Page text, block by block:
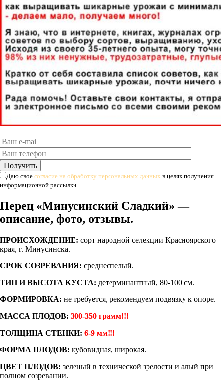
Даю свое согласие на обработку персональных данных в целях получения
информационной рассылки
Перец «Минусинский Сладкий» —
описание, фото, отзывы.
ПРОИСХОЖДЕНИЕ: сорт народной селекции Красноярского
края, г. Минусинска.
СРОК СОЗРЕВАНИЯ: среднеспелый.
ТИП И ВЫСОТА КУСТА: детерминантный, 80-100 см.
ФОРМИРОВКА: не требуется, рекомендуем подвязку к опоре.
МАССА ПЛОДОВ: 300-350 грамм!!!
ТОЛЩИНА СТЕНКИ: 6-9 мм!!!
ФОРМА ПЛОДОВ: кубовидная, широкая.
ЦВЕТ ПЛОДОВ: зеленый в технической зрелости и алый при
полном созревании.